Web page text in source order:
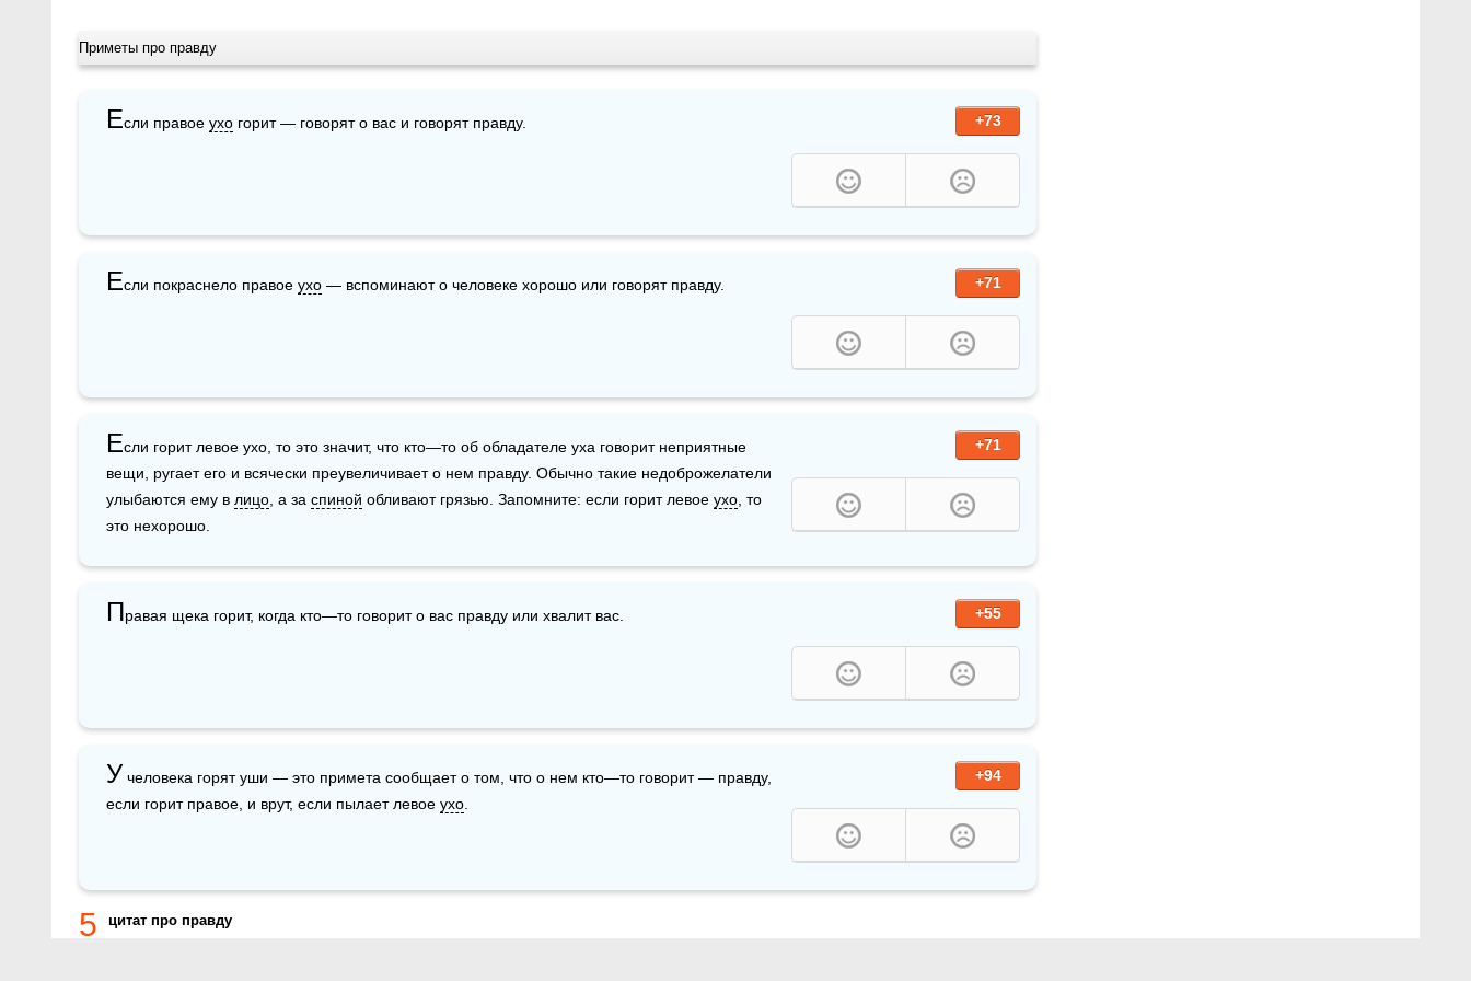
Приметы про правду
+73
Если правое ухо горит — говорят о вас и говорят правду.
+71
Если покраснело правое ухо — вспоминают о человеке хорошо или говорят правду.
+71
Если горит левое ухо, то это значит, что кто—то об обладателе уха говорит неприятные
вещи, ругает его и всячески преувеличивает о нем правду. Обычно такие недоброжелатели
улыбаются ему в лицо , а за спиной обливают грязью. Запомните: если горит левое ухо , то
это нехорошо.
+55
Правая щека горит, когда кто—то говорит о вас правду или хвалит вас.
+94
У человека горят уши — это примета сообщает о том, что о нем кто—то говорит — правду,
если горит правое, и врут, если пылает левое ухо
5 цитат про правду